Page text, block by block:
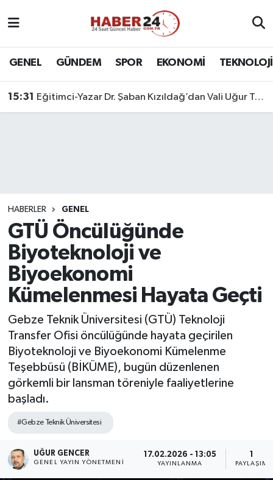
GENEL GÜNDEM SPOR EKONOMİ TEKNOLOJİ
15:31 Eğitimci-Yazar Dr. Şaban Kızıldağ’dan Vali Uğur Turan’a Ziyaret
HABERLER GENEL
GTÜ Öncülüğünde
Biyoteknoloji ve
Biyoekonomi
Kümelenmesi Hayata Geçti
Gebze Teknik Üniversitesi (GTÜ) Teknoloji
Transfer Ofisi öncülüğünde hayata geçirilen
Biyoteknoloji ve Biyoekonomi Kümelenme
Teşebbüsü (BİKÜME), bugün düzenlenen
görkemli bir lansman töreniyle faaliyetlerine
başladı.
#Gebze Teknik Üniversitesi
UĞUR GENCER
GENEL YAYIN YÖNETMENI
17.02.2026 - 13:05
YAYINLANMA PAYLAŞIM
Nöbetçi Eczaneler
Son Dakika Haberleri
Haber Arşivi